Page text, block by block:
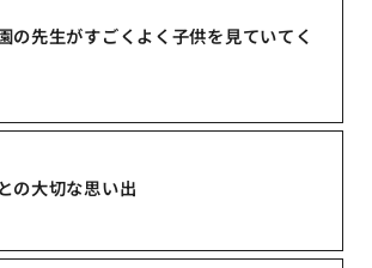
の先生がすごくよく子供を見ていてく
の大切な思い出